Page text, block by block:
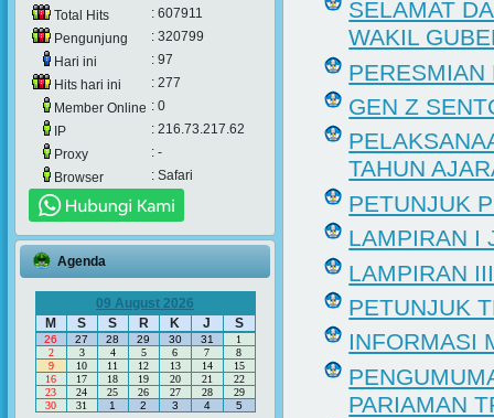
Total Hits
: 607911
Pengunjung
: 320799
Hari ini
: 97
Hits hari ini
: 277
Member Online : 0
IP
: 216.73.217.62
Proxy
: -
Browser
: Safari
Agenda
09 August 2026
M
S S R K J S
26 27 28 29 30 31
1
2
3 4 5 6 7
8
9
10 11 12 13 14
15
16
17 18 19 20 21
22
23
24 25 26 27 28
29
30
31 1 2 3 4 5
SELAMAT
WAKIL
PERESMIAN
GEN Z
TAHUN
PETUNJUK
LAMPIRAN I
LAMPIRAN
PETUNJUK
INFORMASI
PARIAMAN